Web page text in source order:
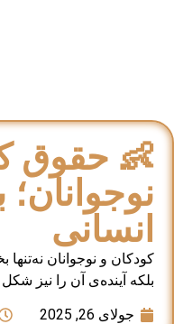
👶 حقوق
نوجوانان؛
انسانی
کودکان و نوجوانان
بلکه آینده‌ی آن را نیز
جولای 26, 2025